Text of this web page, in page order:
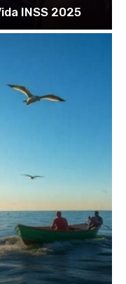
INSS 2025